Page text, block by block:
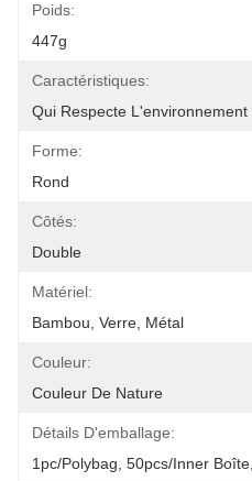
Poids:
447g
Caractéristiques:
Qui Respecte L'environnement
Forme:
Rond
Côtés:
Double
Matériel:
Bambou, Verre, Métal
Couleur:
Couleur De Nature
Détails D'emballage:
1pc/polybag, 50pcs/inner